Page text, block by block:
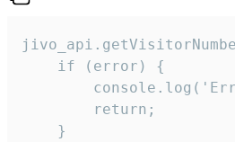
    if (error) {
        return;
    }